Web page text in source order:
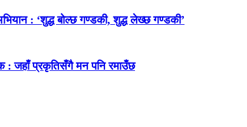
: ‘शुद्ध बोल्छ गण्डकी, शुद्ध लेख्छ गण्डकी’
: जहाँ प्रकृतिसँगै मन पनि रमाउँछ